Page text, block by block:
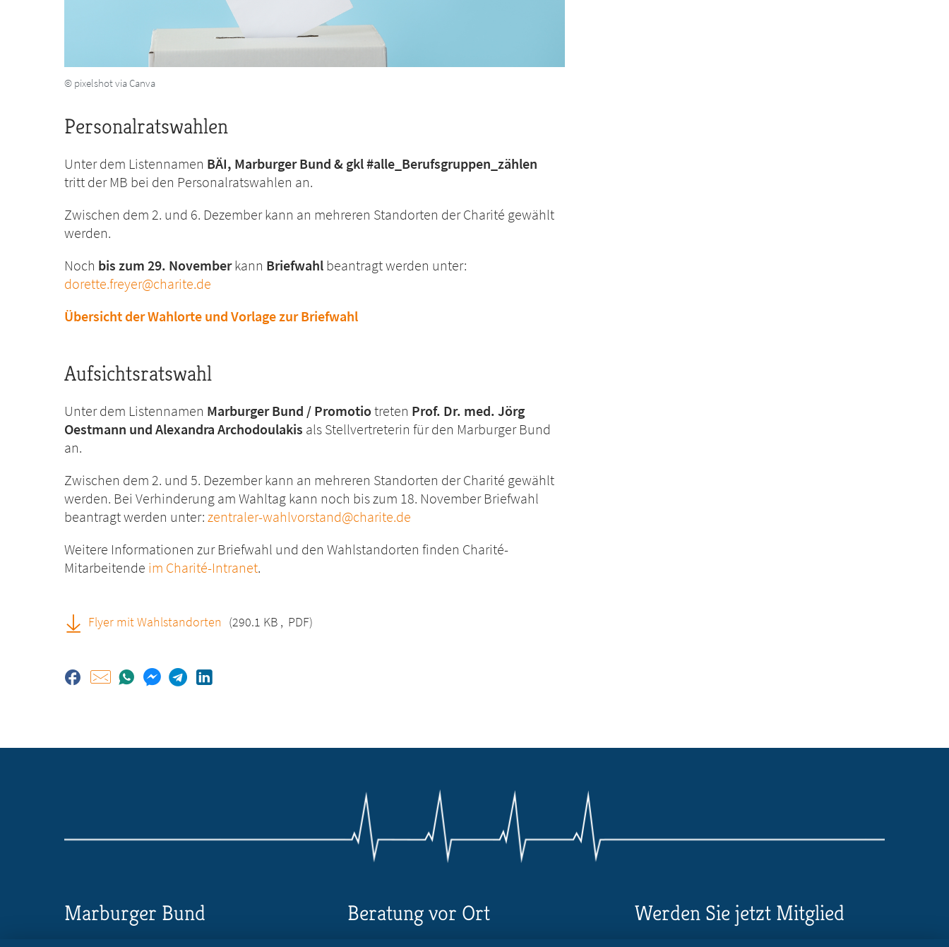
© pixelshot via Canva
Personalratswahlen
Unter dem Listennamen BÄI, Marburger Bund & gkl #alle_Berufsgruppen_zählen
tritt der MB bei den Personalratswahlen an.
Zwischen dem 2. und 6. Dezemberkann an mehreren Standorten der Charité gewählt
werden.
Noch bis zum 29. Novemberkann Briefwahl beantragt werden unter:
dorette.freyer@charite.de
Übersicht der Wahlorte und Vorlage zur Briefwahl
Aufsichtsratswahl
Unter dem Listennamen Marburger Bund / Promotiotreten Prof. Dr. med. Jörg
Oestmann und Alexandra Archodoulakis als Stellvertreterin für den Marburger Bund
an.
Zwischen dem 2. und 5. Dezember kann an mehreren Standorten der Charité gewählt
werden. Bei Verhinderung am Wahltag kann noch bis zum 18. November Briefwahl
beantragt werden unter: zentraler-wahlvorstand@charite.de
Weitere Informationen zur Briefwahl und den Wahlstandorten finden Charité-
Mitarbeitende im Charité-Intranet.
Flyer mit Wahlstandorten (290.1 KB , PDF)
Marburger Bund Beratung vor Ort Werden Sie jetzt Mitglied